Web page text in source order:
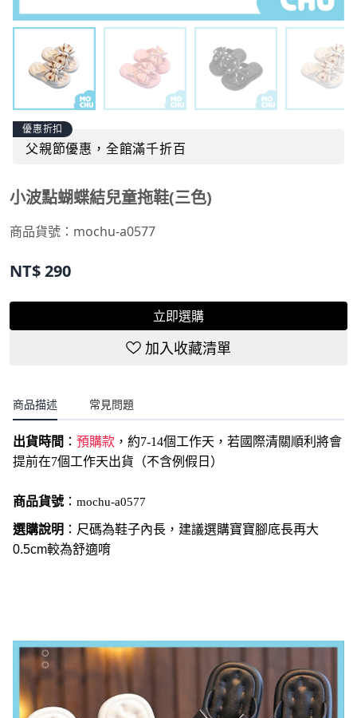
優惠折扣
父親節優惠，全館滿千折百
小波點蝴蝶結兒童拖鞋(三色)
商品貨號： mochu-a0577
NT$290
立即選購
加入收藏清單
商品描述 常見問題
出貨時間 ： 預購款 ，約7-14個工作天，若國際清關順利將會
提前在7個工作天出貨（不含例假日）
商品貨號： mochu-a0577
選購說明 ：尺碼為鞋子內長，建議選購寶寶腳底長再大
0.5cm較為舒適唷